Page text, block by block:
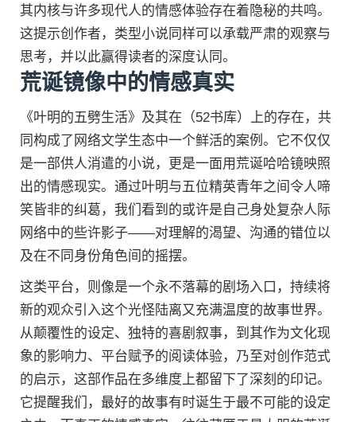
其内核与许多现代人的情感体验存在着隐秘的共鸣。
这提示创作者，类型小说同样可以承载严肃的观察与
思考，并以此赢得读者的深度认同。
荒诞镜像中的情感真实
《叶明的五劈生活》及其在（52书库）上的存在，共
同构成了网络文学生态中一个鲜活的案例。它不仅仅
是一部供人消遣的小说，更是一面用荒诞哈哈镜映照
出的情感现实。通过叶明与五位精英青年之间令人啼
笑皆非的纠葛，我们看到的或许是自己身处复杂人际
网络中的些许影子——对理解的渴望、沟通的错位以
及在不同身份角色间的摇摆。
这类平台，则像是一个永不落幕的剧场入口，持续将
新的观众引入这个光怪陆离又充满温度的故事世界。
从颠覆性的设定、独特的喜剧叙事，到其作为文化现
象的影响力、平台赋予的阅读体验，乃至对创作范式
的启示，这部作品在多维度上都留下了深刻的印记。
它提醒我们，最好的故事有时诞生于最不可能的设定